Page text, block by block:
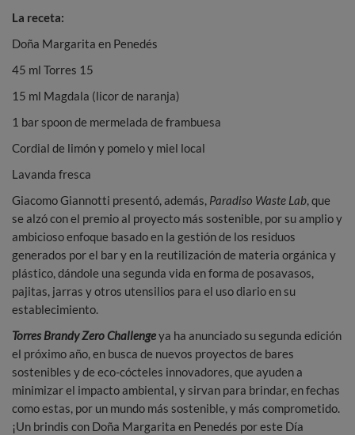
La receta:
Doña Margarita en Penedés
45 ml Torres 15
15 ml Magdala (licor de naranja)
1 bar spoon de mermelada de frambuesa
Cordial de limón y pomelo y miel local
Lavanda fresca
Giacomo Giannotti presentó, además, Paradiso Waste Lab, que
se alzó con el premio al proyecto más sostenible, por su amplio y
ambicioso enfoque basado en la gestión de los residuos
generados por el bar y en la reutilización de materia orgánica y
plástico, dándole una segunda vida en forma de posavasos,
pajitas, jarras y otros utensilios para el uso diario en su
establecimiento.
Torres Brandy Zero Challengeya ha anunciado su segunda edición
el próximo año, en busca de nuevos proyectos de bares
sostenibles y de eco-cócteles innovadores, que ayuden a
minimizar el impacto ambiental, y sirvan para brindar, en fechas
como estas, por un mundo más sostenible, y más comprometido.
¡Un brindis con Doña Margarita en Penedés por este Día